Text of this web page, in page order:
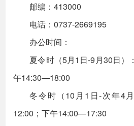
邮编：413000
电话：0737-2669195
办公时间：
夏令时（5月1日-9月30日
午14:30—18:00
冬令时（10月1日-次年4
12:00；下午14:00—17:30